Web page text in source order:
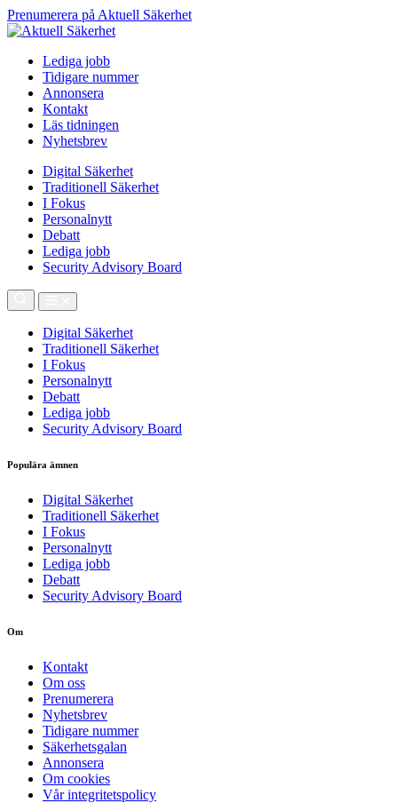
Prenumerera på Aktuell Säkerhet
Lediga jobb
Tidigare nummer
Annonsera
Kontakt
Läs tidningen
Nyhetsbrev
Digital Säkerhet
Traditionell Säkerhet
I Fokus
Personalnytt
Debatt
Lediga jobb
Security Advisory Board
Digital Säkerhet
Traditionell Säkerhet
I Fokus
Personalnytt
Debatt
Lediga jobb
Security Advisory Board
Populära ämnen
Digital Säkerhet
Traditionell Säkerhet
I Fokus
Personalnytt
Lediga jobb
Debatt
Security Advisory Board
Om
Kontakt
Om oss
Prenumerera
Nyhetsbrev
Tidigare nummer
Säkerhetsgalan
Annonsera
Om cookies
Vår integritetspolicy